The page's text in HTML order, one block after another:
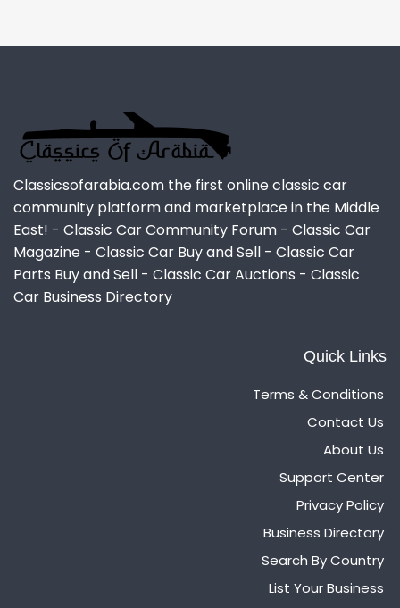
Classicsofarabia.com the first online classic car
community platform and marketplace in the Middle
East! - Classic Car Community Forum - Classic Car
Magazine - Classic Car Buy and Sell - Classic Car
Parts Buy and Sell - Classic Car Auctions - Classic
Car Business Directory
Quick Links
Terms & Conditions
Contact Us
About Us
Support Center
Privacy Policy
Business Directory
Search By Country
List Your Business